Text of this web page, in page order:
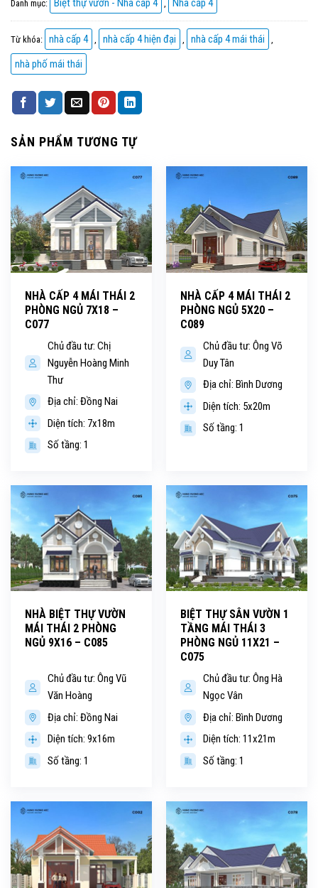
Danh mục: Biệt thự vườn - Nhà cấp 4 , Nhà cấp 4
Từ khóa: nhà cấp 4 , nhà cấp 4 hiện đại , nhà cấp 4 mái thái ,
nhà phố mái thái
SẢN PHẨM TƯƠNG TỰ
NHÀ CẤP 4 MÁI THÁI 2
PHÒNG NGỦ 7X18 –
C077
Chủ đầu tư: Chị
Nguyễn Hoàng Minh
Thư
Địa chỉ: Đồng Nai
Diện tích: 7x18m
Số tầng: 1
NHÀ CẤP 4 MÁI THÁI 2
PHÒNG NGỦ 5X20 –
C089
Chủ đầu tư: Ông Võ
Duy Tân
Địa chỉ: Bình Dương
Diện tích: 5x20m
Số tầng: 1
NHÀ BIỆT THỰ VƯỜN
MÁI THÁI 2 PHÒNG
NGỦ 9X16 – C085
Chủ đầu tư: Ông Vũ
Văn Hoàng
Địa chỉ: Đồng Nai
Diện tích: 9x16m
Số tầng: 1
BIỆT THỰ SÂN VƯỜN 1
TẦNG MÁI THÁI 3
PHÒNG NGỦ 11X21 –
C075
Chủ đầu tư: Ông Hà
Ngọc Vân
Địa chỉ: Bình Dương
Diện tích: 11x21m
Số tầng: 1